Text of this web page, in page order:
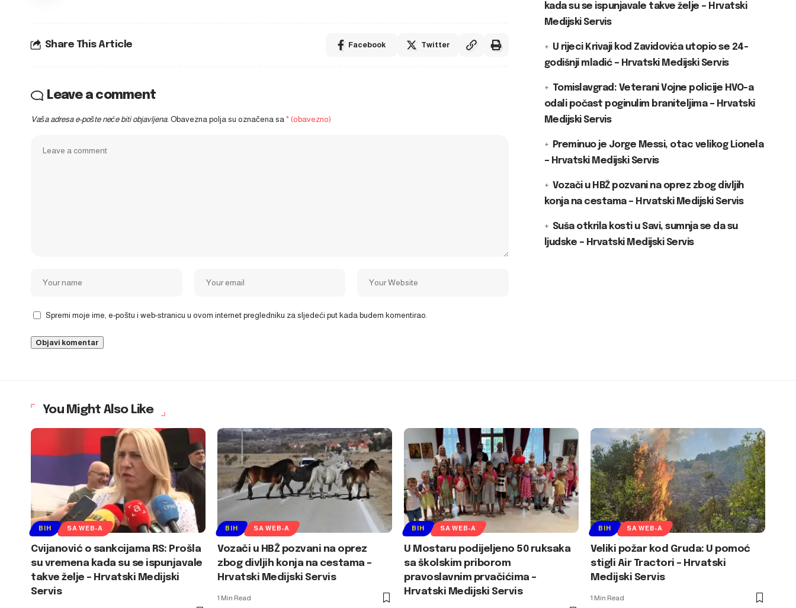
Share This Article Facebook Twitter
Leave a comment
Vaša adresa e-pošte neće biti objavljena. Obavezna polja su označena sa * (obavezno)
Spremi moje ime, e-poštu i web-stranicu u ovom internet pregledniku za sljedeći put kada budem komentirao.
kada su se ispunjavale takve želje – Hrvatski
Medijski Servis
U rijeci Krivaji kod Zavidovića utopio se 24-
godišnji mladić – Hrvatski Medijski Servis
Tomislavgrad: Veterani Vojne policije HVO-a
odali počast poginulim braniteljima – Hrvatski
Medijski Servis
Preminuo je Jorge Messi, otac velikog Lionela
– Hrvatski Medijski Servis
Vozači u HBŽ pozvani na oprez zbog divljih
konja na cestama – Hrvatski Medijski Servis
Suša otkrila kosti u Savi, sumnja se da su
ljudske – Hrvatski Medijski Servis
You Might Also Like
BIH SA WEB-A
Cvijanović o sankcijama RS: Prošla
su vremena kada su se ispunjavale
takve želje – Hrvatski Medijski
Servis
BIH SA WEB-A
Vozači u HBŽ pozvani na oprez
zbog divljih konja na cestama –
Hrvatski Medijski Servis
1 Min Read
BIH SA WEB-A
U Mostaru podijeljeno 50 ruksaka
sa školskim priborom
pravoslavnim prvačićima –
Hrvatski Medijski Servis
BIH SA WEB-A
Veliki požar kod Gruda: U pomoć
stigli Air Tractori – Hrvatski
Medijski Servis
1 Min Read